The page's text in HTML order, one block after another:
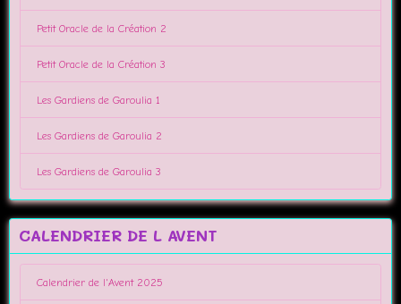
Petit Oracle de la Création 2
Petit Oracle de la Création 3
Les Gardiens de Garoulia 1
Les Gardiens de Garoulia 2
Les Gardiens de Garoulia 3
CALENDRIER DE L AVENT
Calendrier de l'Avent 2025